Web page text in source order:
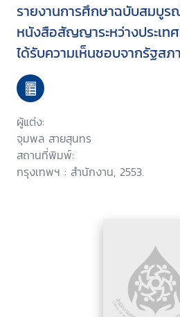
รายงานการศึกษาฉบับสมบูร
หนังสือสัญญาระหว่างประเท
ได้รับความเห็นชอบจากรัฐสภา
ผู้แต่ง:
จุมพล สายสุนทร
สถานที่พิมพ์:
กรุงเทพฯ : สำนักงาน, 2553.